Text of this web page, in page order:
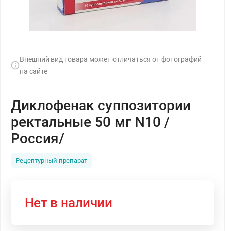
Внешний вид товара может отличаться от фотографий
на сайте
Диклофенак суппозитории
ректальные 50 мг N10 /
Россия/
Рецептурный препарат
Нет в наличии